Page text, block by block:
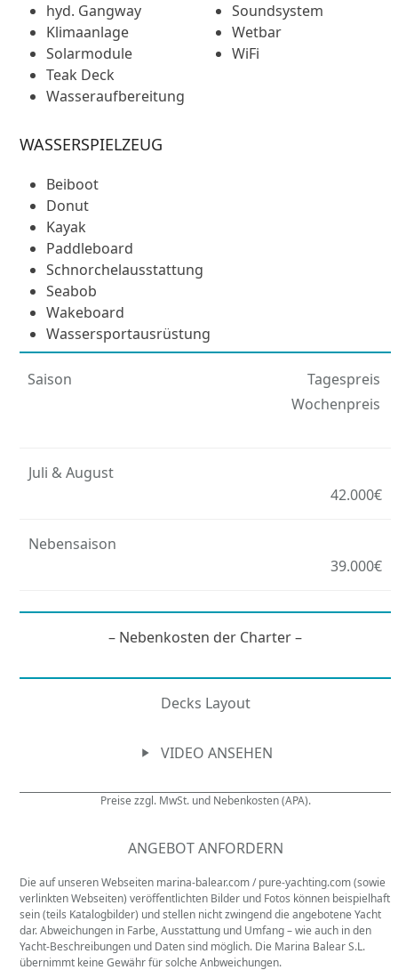
hyd. Gangway
Klimaanlage
Solarmodule
Teak Deck
Wasseraufbereitung
Soundsystem
Wetbar
WiFi
WASSERSPIELZEUG
Beiboot
Donut
Kayak
Paddleboard
Schnorchelausstattung
Seabob
Wakeboard
Wassersportausrüstung
Saison
Tagespreis
Wochenpreis
Juli & August
42.000€
Nebensaison
39.000€
– Nebenkosten der Charter –
Decks Layout
VIDEO ANSEHEN
Preise zzgl. MwSt. und Nebenkosten (APA).
ANGEBOT ANFORDERN
Die auf unseren Webseiten marina-balear.com / pure-yachting.com (sowie
verlinkten Webseiten) veröffentlichten Bilder und Fotos können beispielhaft
sein (teils Katalogbilder) und stellen nicht zwingend die angebotene Yacht
dar. Abweichungen in Farbe, Ausstattung und Umfang – wie auch in den
Yacht-Beschreibungen und Daten sind möglich. Die Marina Balear S.L.
übernimmt keine Gewähr für solche Anbweichungen.